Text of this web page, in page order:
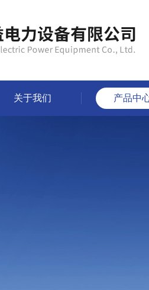
关于我们 产品中